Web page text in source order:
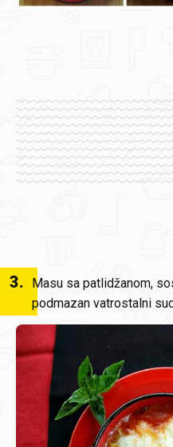
3.
Masu sa patlidžanom,
podmazan vatrostalni